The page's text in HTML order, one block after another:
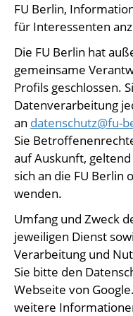
FU Berlin,
für Interessenten
Die FU Berlin hat
gemeinsame
Profils geschlossen.
Datenverarbeitung
an datenschutz@fu-
Sie
auf Auskunft,
sich an die FU Berlin
wenden.
Umfang und Zweck
jeweiligen Dienst
Verarbeitung und
Sie bitte den
Webseite von
weitere